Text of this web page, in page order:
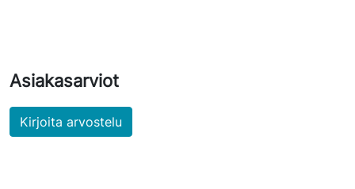
Asiakasarviot
Kirjoita arvostelu